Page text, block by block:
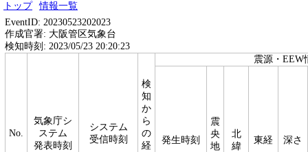
トップ
情報一覧
EventID: 20230523202023
作成官署: 大阪管区気象台
検知時刻: 2023/05/23 20:20:23
No.
気象庁シ
ステム
発表時刻
システム
受信時刻
検
知
か
ら
の
経
震源・EEW
発生時刻
震
央
地
北
緯
東経 深さ